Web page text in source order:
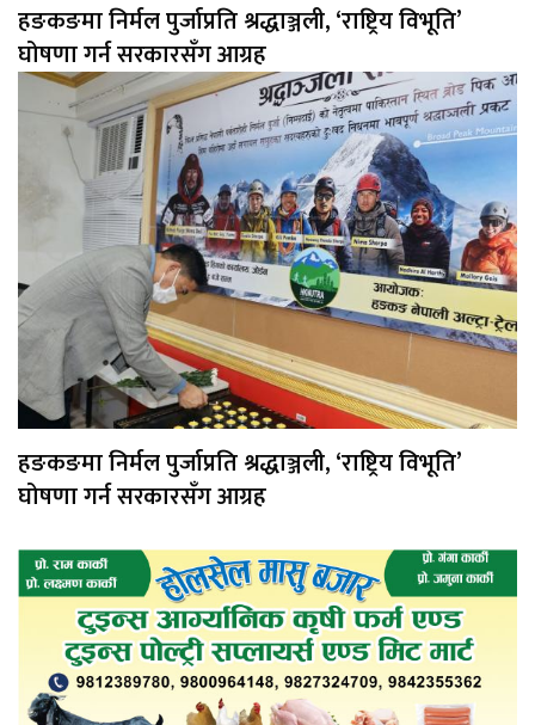
हङकङमा निर्मल पुर्जाप्रति श्रद्धाञ्जली, ‘राष्ट्रिय विभूति’
घोषणा गर्न सरकारसँग आग्रह
हङकङमा निर्मल पुर्जाप्रति श्रद्धाञ्जली, ‘राष्ट्रिय विभूति’
घोषणा गर्न सरकारसँग आग्रह